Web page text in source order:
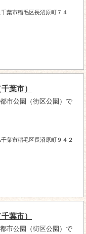
葉市稲毛区長沼原町７４
葉市）
市公園（街区公園）で
葉市稲毛区長沼原町９４２
葉市）
市公園（街区公園）で